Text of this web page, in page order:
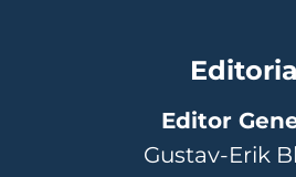
Editor
Gustav-Erik